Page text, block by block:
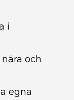
i
och
egna